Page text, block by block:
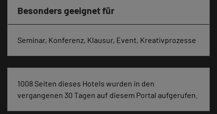
Besonders geeignet für
Seminar, Konferenz, Klausur, Event, Kreativprozesse
1008 Seiten dieses Hotels wurden in den
vergangenen 30 Tagen auf diesem Portal aufgerufen.